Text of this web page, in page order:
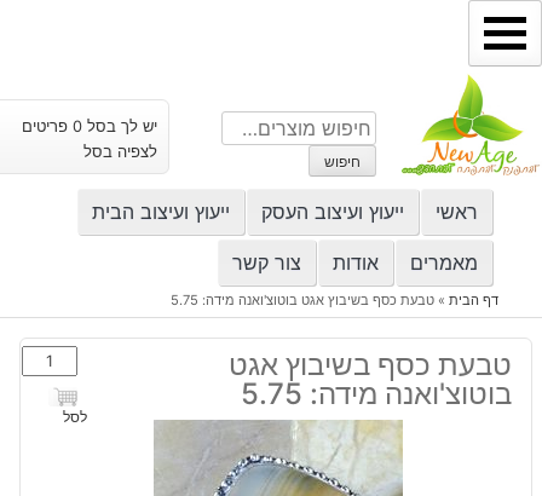
דילוג
לתוכן
חיפוש
עבור:
חיפוש
יש לך בסל 0 פריטים
לצפיה בסל
ראשי ייעוץ ועיצוב העסק ייעוץ ועיצוב הבית
מאמרים אודות צור קשר
דף הבית» טבעת כסף בשיבוץ אגט בוטוצ'ואנה מידה: 5.75
טבעת כסף בשיבוץ אגט
בוטוצ'ואנה מידה: 5.75
כמות
של
טבעת
לסל